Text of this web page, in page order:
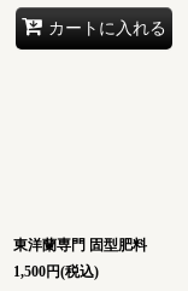
カートに入れる
東洋蘭専門 固型肥料
1,500円(税込)